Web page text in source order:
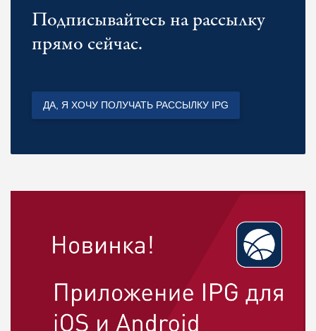
Подписывайтесь на рассылку
прямо сейчас.
ДА, Я ХОЧУ ПОЛУЧАТЬ РАССЫЛКУ IPG